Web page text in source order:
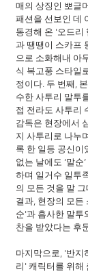
매의 상징인 뽀글
패션을 선보인 데
동경해 온 '오드리
과 땡땡이 스카프
으로 소화해내 아
식 복고풍 스타일
정이다. 두 번째,
수한 사투리 말투
접 전라도 사투리
감독은 현장에서
지 사투리로 나누
록 한 일등 공신이
없는 날에도 ‘말순
하며 일거수 일투
의 모든 것을 말
결과, 현장의 모든
순'과 흡사한 말투
찬을 받았다는 후
마지막으로, '반지
리' 캐릭터를 위해